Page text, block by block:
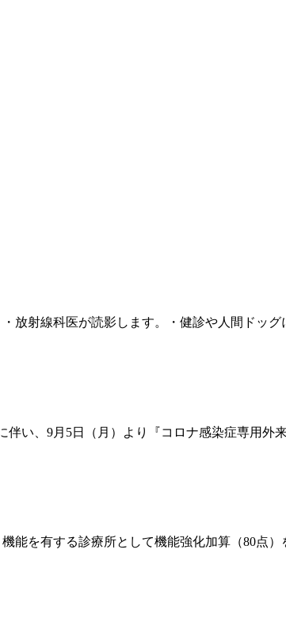
放射線科医が読影します。・健診や人間ド
い、9月5日（月）より『コロナ感染症専用
能を有する診療所として機能強化加算（80点